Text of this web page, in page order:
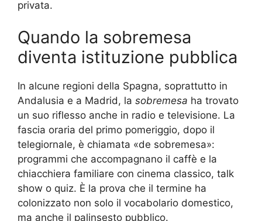
privata.
Quando la sobremesa
diventa istituzione pubblica
In alcune regioni della Spagna, soprattutto in
Andalusia e a Madrid, la sobremesa ha trovato
un suo riflesso anche in radio e televisione. La
fascia oraria del primo pomeriggio, dopo il
telegiornale, è chiamata «de sobremesa»:
programmi che accompagnano il caffè e la
chiacchiera familiare con cinema classico, talk
show o quiz. È la prova che il termine ha
colonizzato non solo il vocabolario domestico,
ma anche il palinsesto pubblico.